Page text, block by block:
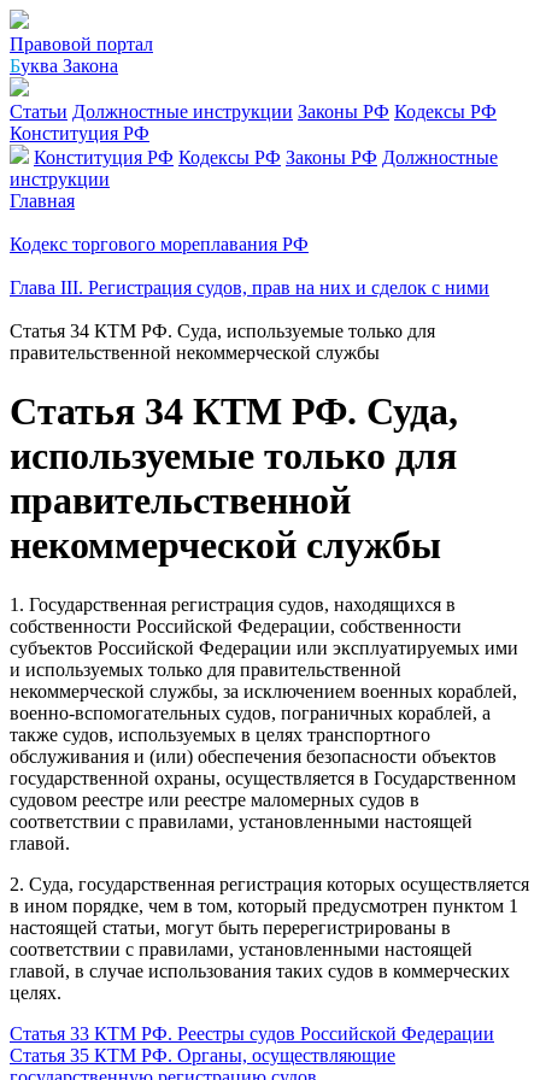
Правовой портал
Буква Закона
Статьи Должностные инструкции Законы РФ Кодексы РФ
Конституция РФ
Конституция РФ Кодексы РФ Законы РФ Должностные
инструкции
Главная
Кодекс торгового мореплавания РФ
Глава III. Регистрация судов, прав на них и сделок с ними
Статья 34 КТМ РФ. Суда, используемые только для
правительственной некоммерческой службы
Статья 34 КТМ РФ. Суда,
используемые только для
правительственной
некоммерческой службы
1. Государственная регистрация судов, находящихся в
собственности Российской Федерации, собственности
субъектов Российской Федерации или эксплуатируемых ими
и используемых только для правительственной
некоммерческой службы, за исключением военных кораблей,
военно-вспомогательных судов, пограничных кораблей, а
также судов, используемых в целях транспортного
обслуживания и (или) обеспечения безопасности объектов
государственной охраны, осуществляется в Государственном
судовом реестре или реестре маломерных судов в
соответствии с правилами, установленными настоящей
главой.
2. Суда, государственная регистрация которых осуществляется
в ином порядке, чем в том, который предусмотрен пунктом 1
настоящей статьи, могут быть перерегистрированы в
соответствии с правилами, установленными настоящей
главой, в случае использования таких судов в коммерческих
целях.
Статья 33 КТМ РФ. Реестры судов Российской Федерации
Статья 35 КТМ РФ. Органы, осуществляющие